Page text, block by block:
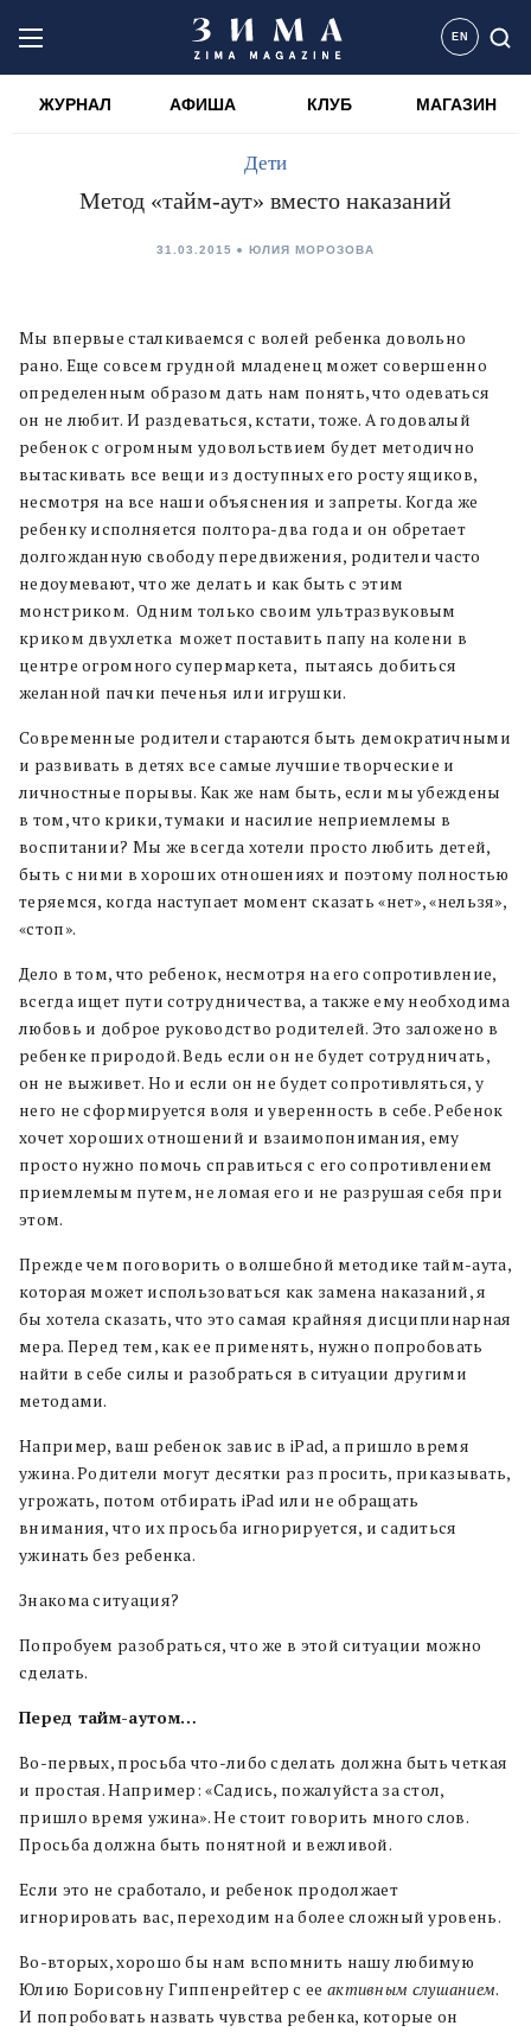
EN
ЖУРНАЛ АФИША КЛУБ МАГАЗИН
Дети
Метод «тайм-аут» вместо наказаний
31.03.2015 ЮЛИЯ МОРОЗОВА
Мы впервые сталкиваемся с волей ребенка довольно
рано. Еще совсем грудной младенец может совершенно
определенным образом дать нам понять, что одеваться
он не любит. И раздеваться, кстати, тоже. А годовалый
ребенок с огромным удовольствием будет методично
вытаскивать все вещи из доступных его росту ящиков,
несмотря на все наши объяснения и запреты. Когда же
ребенку исполняется полтора-два года и он обретает
долгожданную свободу передвижения, родители часто
недоумевают, что же делать и как быть с этим
монстриком. Одним только своим ультразвуковым
криком двухлетка может поставить папу на колени в
центре огромного супермаркета, пытаясь добиться
желанной пачки печенья или игрушки.
Современные родители стараются быть демократичными
и развивать в детях все самые лучшие творческие и
личностные порывы. Как же нам быть, если мы убеждены
в том, что крики, тумаки и насилие неприемлемы в
воспитании? Мы же всегда хотели просто любить детей,
быть с ними в хороших отношениях и поэтому полностью
теряемся, когда наступает момент сказать «нет», «нельзя»,
«стоп».
Дело в том, что ребенок, несмотря на его сопротивление,
всегда ищет пути сотрудничества, а также ему необходима
любовь и доброе руководство родителей. Это заложено в
ребенке природой. Ведь если он не будет сотрудничать,
он не выживет. Но и если он не будет сопротивляться, у
него не сформируется воля и уверенность в себе. Ребенок
хочет хороших отношений и взаимопонимания, ему
просто нужно помочь справиться с его сопротивлением
приемлемым путем, не ломая его и не разрушая себя при
этом.
Прежде чем поговорить о волшебной методике тайм-аута,
которая может использоваться как замена наказаний, я
бы хотела сказать, что это самая крайняя дисциплинарная
мера. Перед тем, как ее применять, нужно попробовать
найти в себе силы и разобраться в ситуации другими
методами.
Например, ваш ребенок завис в iPad, а пришло время
ужина. Родители могут десятки раз просить, приказывать,
угрожать, потом отбирать iPad или не обращать
внимания, что их просьба игнорируется, и садиться
ужинать без ребенка.
Знакома ситуация?
Попробуем разобраться, что же в этой ситуации можно
сделать.
Перед тайм-аутом…
Во-первых, просьба что-либо сделать должна быть четкая
и простая. Например: «Садись, пожалуйста за стол,
пришло время ужина». Не стоит говорить много слов.
Просьба должна быть понятной и вежливой.
Если это не сработало, и ребенок продолжает
игнорировать вас, переходим на более сложный уровень.
Во-вторых, хорошо бы нам вспомнить нашу любимую
Юлию Борисовну Гиппенрейтер с ее активным слушанием.
И попробовать назвать чувства ребенка, которые он